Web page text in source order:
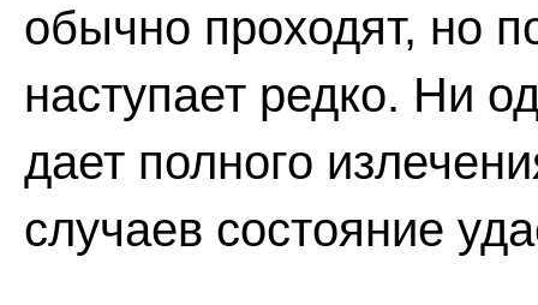
обычно проходят, но
наступает редко. Ни
дает полного
случаев состояние